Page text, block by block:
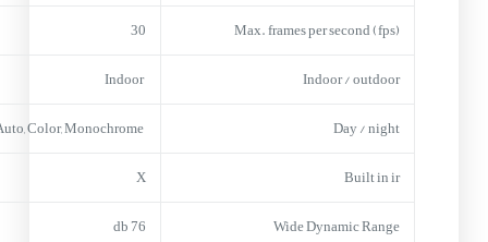
Max. frames per second (fps)
30
Indoor / outdoor
Indoor
Day / night
Color, Monochrome
Built in ir
X
Wide Dynamic Range
76 db